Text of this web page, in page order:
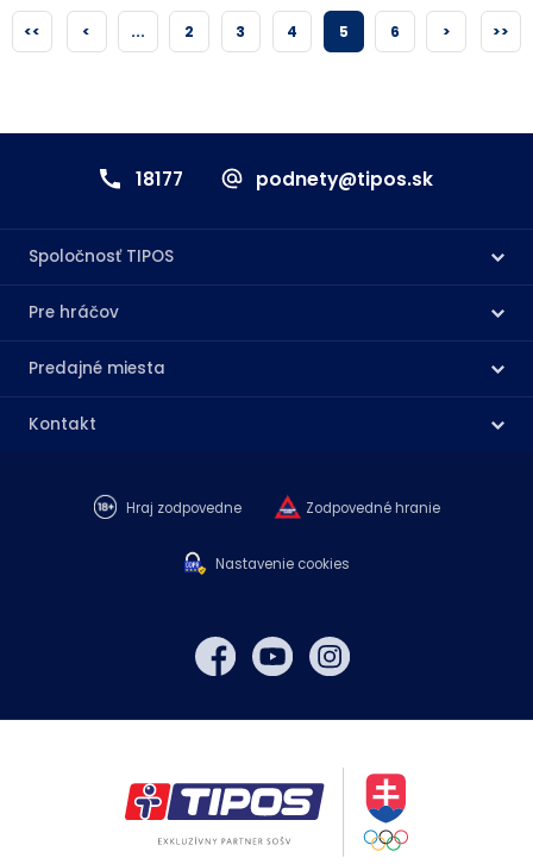
<< < ... 2 3 4 5 6 > >>
18177 podnety@tipos.sk
Spoločnosť TIPOS
Pre hráčov
Predajné miesta
Kontakt
Hraj zodpovedne Zodpovedné hranie
Nastavenie cookies